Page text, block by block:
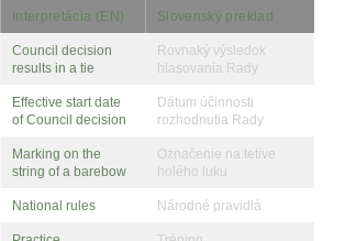
Interpretácia (EN) Slovenský preklad
Council decision
results in a tie
Rovnaký výsledok
hlasovania Rady
Effective start date
of Council decision
Dátum účinnosti
rozhodnutia Rady
Marking on the
string of a barebow
Označenie na tetive
holého luku
National rules Národné pravidlá